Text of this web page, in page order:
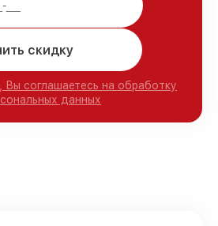
скидку
Вы соглашаетесь на обработку
данных